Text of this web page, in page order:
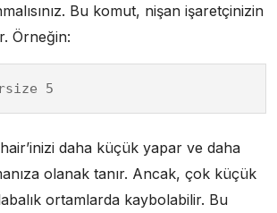
Bu komut, nişan işaretçinizin
Örneğin:
5
daha küçük yapar ve daha
olanak tanır. Ancak, çok küçük
ortamlarda kaybolabilir. Bu